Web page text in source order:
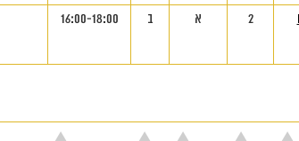
2 א ב 16:00-18:00